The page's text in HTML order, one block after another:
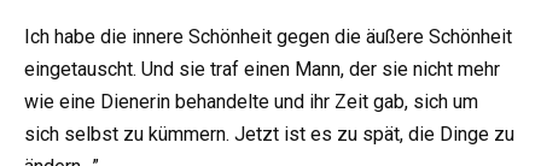
Ich habe die innere Schönheit gegen die äußere Schönheit
eingetauscht. Und sie traf einen Mann, der sie nicht mehr
wie eine Dienerin behandelte und ihr Zeit gab, sich um
sich selbst zu kümmern. Jetzt ist es zu spät, die Dinge zu